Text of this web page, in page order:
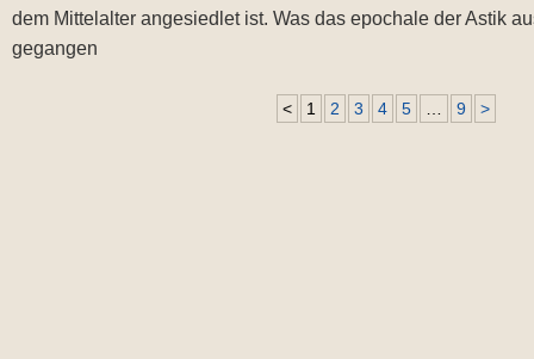
dem Mittelalter angesiedlet ist. Was das epochale der Astik
gegangen
< 1 2 3 4 5 9 >